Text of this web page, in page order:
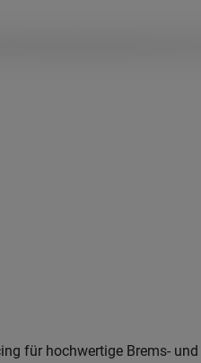
für hochwertige Brems-